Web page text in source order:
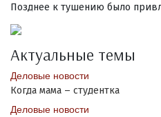
Позднее к тушению было
Актуальные темы
Деловые новости
Когда мама – студентка
Деловые новости